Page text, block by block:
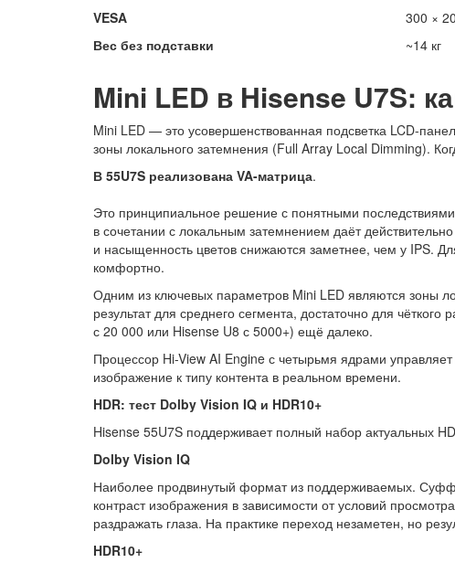
VESA
300 ×
Вес без подставки
~14 кг
Mini LED в Hisense U7S:
Mini LED — это усовершенствованная подсветка LCD-
зоны локального затемнения (Full Array Local Dimming).
В 55U7S реализована VA-матрица.
Это принципиальное решение с понятными
в сочетании с локальным затемнением даёт
и насыщенность цветов снижаются заметнее, чем у IPS.
комфортно.
Одним из ключевых параметров Mini LED являются зоны
результат для среднего сегмента, достаточно для
с 20 000 или Hisense U8 с 5000+) ещё далеко.
Процессор Hi-View AI Engine с четырьмя ядрами
изображение к типу контента в реальном времени.
HDR: тест Dolby Vision IQ и HDR10+
Hisense 55U7S поддерживает полный набор актуальных
Dolby Vision IQ
Наиболее продвинутый формат из поддерживаемых.
контраст изображения в зависимости от условий
раздражать глаза. На практике переход незаметен, но
HDR10+